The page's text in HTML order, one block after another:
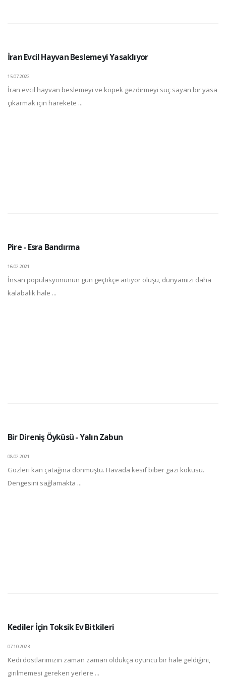
İran Evcil Hayvan Beslemeyi Yasaklıyor
15.07.2022
İran evcil hayvan beslemeyi ve köpek gezdirmeyi suç sayan bir yasa
çıkarmak için harekete ...
Pire - Esra Bandırma
16.02.2021
İnsan popülasyonunun gün geçtikçe artıyor oluşu, dünyamızı daha
kalabalık hale ...
Bir Direniş Öyküsü - Yalın Zabun
08.02.2021
Gözleri kan çatağına dönmüştü. Havada kesif biber gazı kokusu.
Dengesini sağlamakta ...
Kediler İçin Toksik Ev Bitkileri
07.10.2023
Kedi dostlarımızın zaman zaman oldukça oyuncu bir hale geldiğini,
girilmemesi gereken yerlere ...